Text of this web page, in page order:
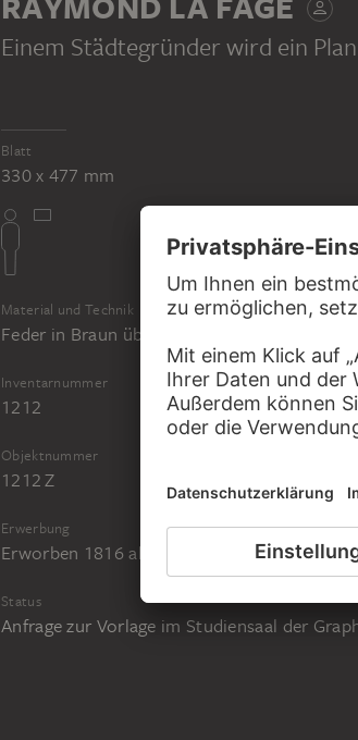
Einem Städtegründer wird ein
Blatt
330 x 477 mm
Material und Technik
Feder in Braun über grauem Stift auf
Inventarnummer
1212
Objektnummer
1212 Z
Erwerbung
Erworben 1816 als Stiftung aus der
Status
Anfrage zur Vorlage im Studiensaal der